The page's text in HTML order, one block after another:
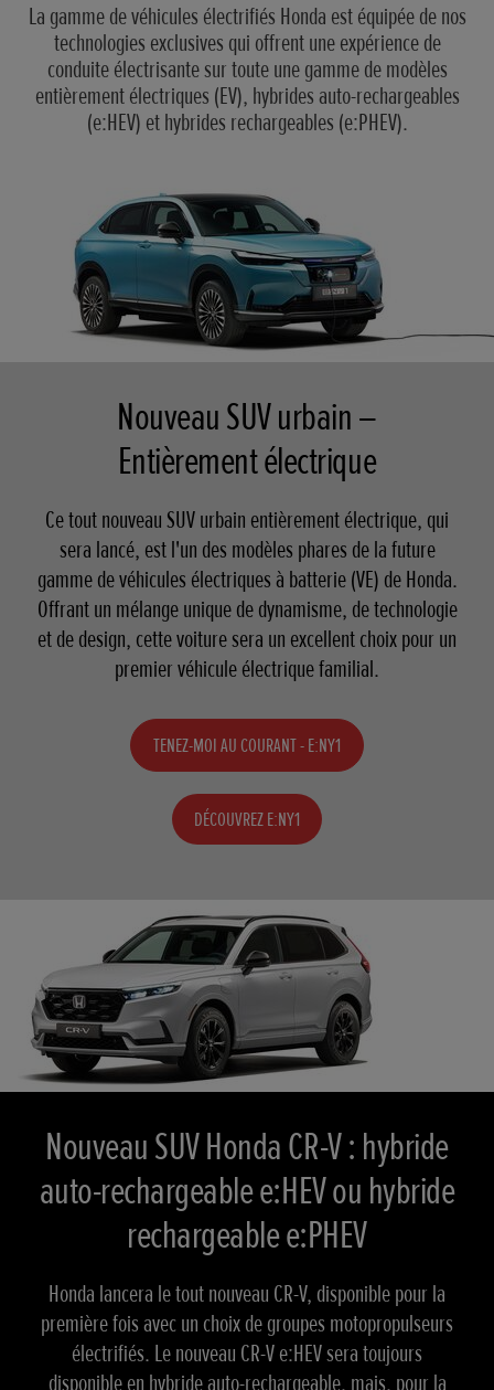
La gamme de véhicules électrifiés Honda est équipée de nos
technologies exclusives qui offrent une expérience de
conduite électrisante sur toute une gamme de modèles
entièrement électriques (EV), hybrides auto-rechargeables
(e:HEV) et hybrides rechargeables (e:PHEV).
Nouveau SUV urbain –
Entièrement électrique
Ce tout nouveau SUV urbain entièrement électrique, qui
sera lancé, est l'un des modèles phares de la future
gamme de véhicules électriques à batterie (VE) de Honda.
Offrant un mélange unique de dynamisme, de technologie
et de design, cette voiture sera un excellent choix pour un
premier véhicule électrique familial.
TENEZ-MOI AU COURANT - E:NY1
DÉCOUVREZ E:NY1
Nouveau SUV Honda CR-V : hybride
auto-rechargeable e:HEV ou hybride
rechargeable e:PHEV
Honda lancera le tout nouveau CR-V, disponible pour la
première fois avec un choix de groupes motopropulseurs
électrifiés. Le nouveau CR-V e:HEV sera toujours
disponible en hybride auto-rechargeable, mais, pour la